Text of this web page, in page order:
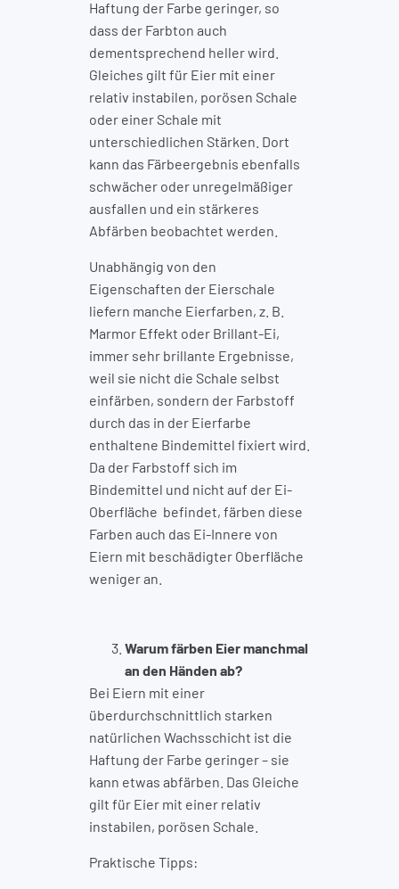
Haftung der Farbe geringer, so
dass der Farbton auch
dementsprechend heller wird.
Gleiches gilt für Eier mit einer
relativ instabilen, porösen Schale
oder einer Schale mit
unterschiedlichen Stärken. Dort
kann das Färbeergebnis ebenfalls
schwächer oder unregelmäßiger
ausfallen und ein stärkeres
Abfärben beobachtet werden.
Unabhängig von den
Eigenschaften der Eierschale
liefern manche Eierfarben, z. B.
Marmor Effekt oder Brillant-Ei,
immer sehr brillante Ergebnisse,
weil sie nicht die Schale selbst
einfärben, sondern der Farbstoff
durch das in der Eierfarbe
enthaltene Bindemittel fixiert wird.
Da der Farbstoff sich im
Bindemittel und nicht auf der Ei-
Oberfläche befindet, färben diese
Farben auch das Ei-Innere von
Eiern mit beschädigter Oberfläche
weniger an.
Warum färben Eier manchmal
an den Händen ab?
Bei Eiern mit einer
überdurchschnittlich starken
natürlichen Wachsschicht ist die
Haftung der Farbe geringer – sie
kann etwas abfärben. Das Gleiche
gilt für Eier mit einer relativ
instabilen, porösen Schale.
Praktische Tipps: